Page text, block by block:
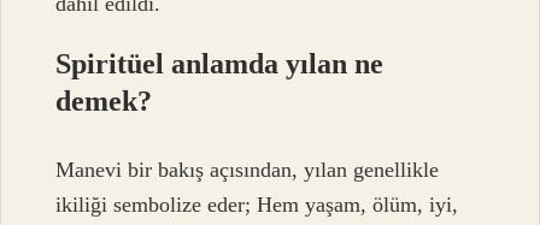
Spiritüel anlamda yılan ne
demek?
Manevi bir bakış açısından, yılan genellikle
ikiliği sembolize eder; Hem yaşam, ölüm, iyi,